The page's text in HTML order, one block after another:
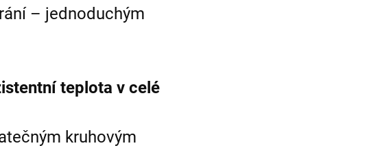
– jednoduchým
teplota v celé
kruhovým